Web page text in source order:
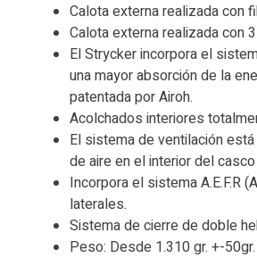
Calota externa realizada con
Calota externa realizada con
El Strycker incorpora el
una mayor absorción de la
patentada por Airoh.
Acolchados interiores
El sistema de ventilación
de aire en el interior del
Incorpora el sistema A.E.F.R
laterales.
Sistema de cierre de doble
Peso: Desde 1.310 gr. +-50gr.